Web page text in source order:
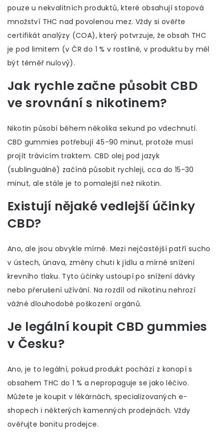
pouze u nekvalitních produktů, které obsahují stopová
množství THC nad povolenou mez. Vždy si ověřte
certifikát analýzy (COA), který potvrzuje, že obsah THC
je pod limitem (v ČR do 1 % v rostlině, v produktu by měl
být téměř nulový).
Jak rychle začne působit CBD
ve srovnání s nikotinem?
Nikotin působí během několika sekund po vdechnutí.
CBD gummies potřebují 45-90 minut, protože musí
projít trávicím traktem. CBD olej pod jazyk
(sublinguálně) začíná působit rychleji, cca do 15-30
minut, ale stále je to pomalejší než nikotin.
Existují nějaké vedlejší účinky
CBD?
Ano, ale jsou obvykle mírné. Mezi nejčastější patří sucho
v ústech, únava, změny chuti k jídlu a mírné snížení
krevního tlaku. Tyto účinky ustoupí po snížení dávky
nebo přerušení užívání. Na rozdíl od nikotinu nehrozí
vážné dlouhodobé poškození orgánů.
Je legální koupit CBD gummies
v Česku?
Ano, je to legální, pokud produkt pochází z konopí s
obsahem THC do 1 % a nepropaguje se jako léčivo.
Můžete je koupit v lékárnách, specializovaných e-
shopech i některých kamenných prodejnách. Vždy
ověřujte bonitu prodejce.